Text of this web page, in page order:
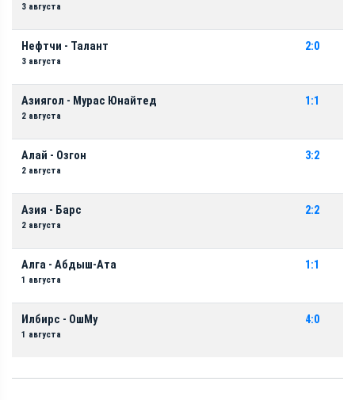
3 августа
Нефтчи - Талант
3 августа
2:0
Азиягол - Мурас Юнайтед
2 августа
1:1
Алай - Озгон
2 августа
3:2
Азия - Барс
2 августа
2:2
Алга - Абдыш-Ата
1 августа
1:1
Илбирс - ОшМу
1 августа
4:0